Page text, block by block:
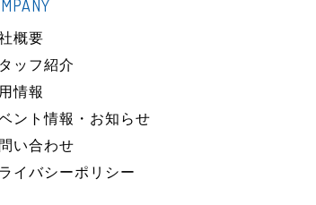
概要
ッフ紹介
情報
ント情報・お知らせ
い合わせ
イバシーポリシー